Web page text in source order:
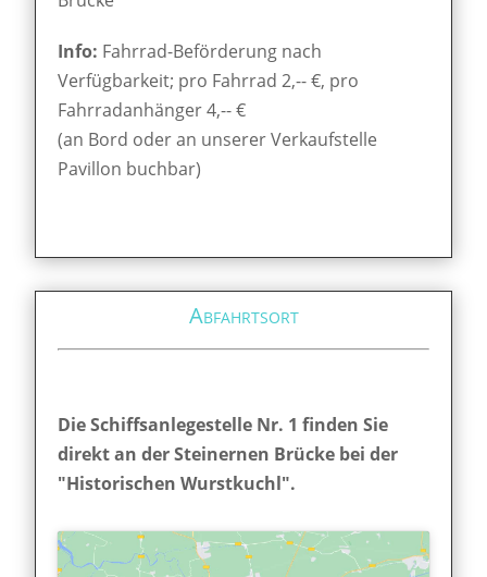
Info: Fahrrad-Beförderung nach
Verfügbarkeit; pro Fahrrad 2,-- €, pro
Fahrradanhänger 4,-- €
(an Bord oder an unserer Verkaufstelle
Pavillon buchbar)
Abfahrtsort
Die Schiffsanlegestelle Nr. 1 finden Sie
direkt an der Steinernen Brücke bei der
"Historischen Wurstkuchl".